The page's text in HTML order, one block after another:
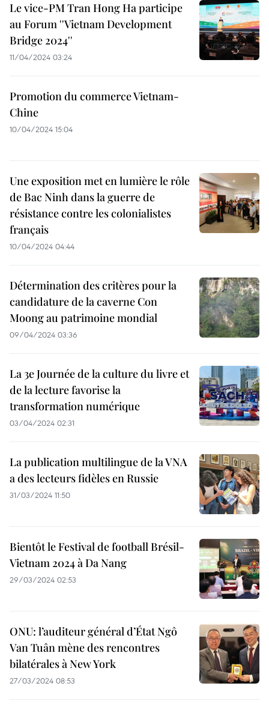
Le vice-PM Tran Hong Ha participe
au Forum ''Vietnam Development
Bridge 2024''
11/04/2024 03:24
Promotion du commerce Vietnam-
Chine
10/04/2024 15:04
Une exposition met en lumière le rôle
de Bac Ninh dans la guerre de
résistance contre les colonialistes
français
10/04/2024 04:44
Détermination des critères pour la
candidature de la caverne Con
Moong au patrimoine mondial
09/04/2024 03:36
La 3e Journée de la culture du livre et
de la lecture favorise la
transformation numérique
03/04/2024 02:31
La publication multilingue de la VNA
a des lecteurs fidèles en Russie
31/03/2024 11:50
Bientôt le Festival de football Brésil-
Vietnam 2024 à Da Nang
29/03/2024 02:53
ONU: l’auditeur général d’État Ngô
Van Tuân mène des rencontres
bilatérales à New York
27/03/2024 08:53